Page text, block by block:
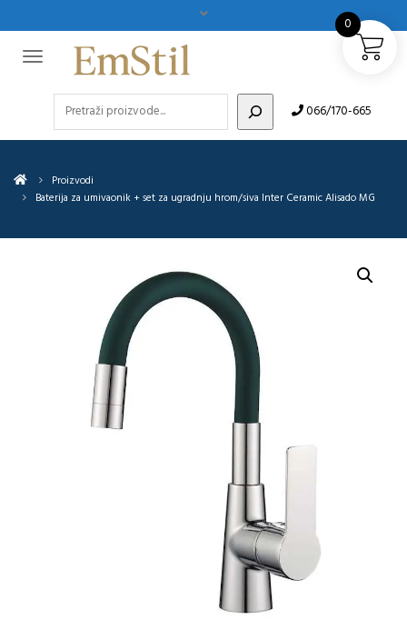
066/170-665
Proizvodi
Baterija za umivaonik + set za ugradnju hrom/siva Inter Ceramic Alisado MG
0